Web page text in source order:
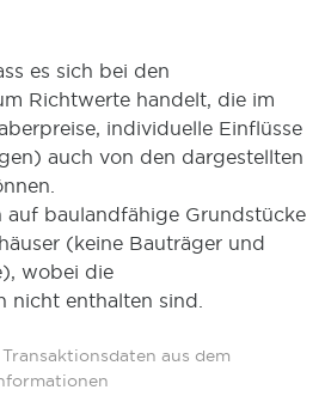
es sich bei den
Richtwerte handelt, die im
individuelle Einflüsse
auch von den dargestellten
auf baulandfähige Grundstücke
(keine Bauträger und
wobei die
nicht enthalten sind.
aus dem